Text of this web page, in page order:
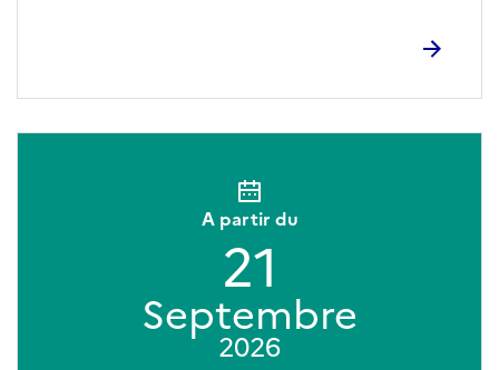
A partir du
21
Septembre
2026